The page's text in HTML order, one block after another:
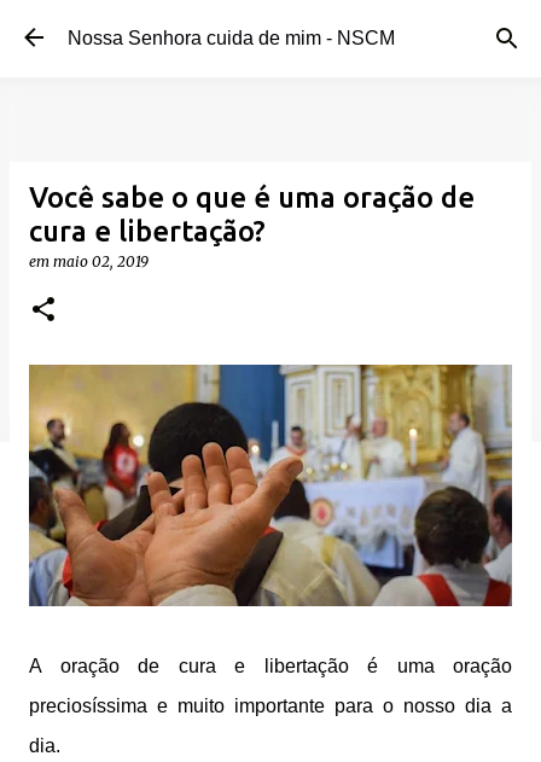
Pular para o conteúdo principal
Nossa Senhora cuida de mim - NSCM
Você sabe o que é uma oração de
cura e libertação?
em maio 02, 2019
A oração de cura e libertação é uma oração
preciosíssima e muito importante para o nosso dia a
dia.